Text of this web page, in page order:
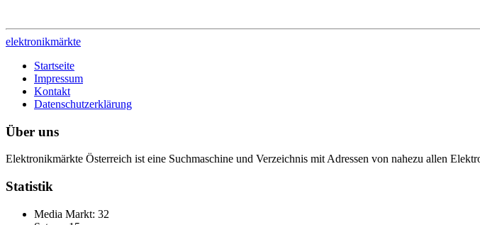
elektronikmärkte
Startseite
Impressum
Kontakt
Datenschutzerklärung
Über uns
Elektronikmärkte Österreich ist eine Suchmaschine und Verzeichnis mit Adressen von nahezu allen
Statistik
Media Markt: 32